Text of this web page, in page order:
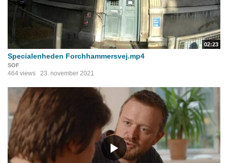
02:23
Specialenheden Forchhammersvej.mp4
SOF
464 views 23. november 2021